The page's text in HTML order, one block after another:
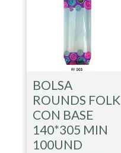
BOLSA
ROUNDS FOLK
CON BASE
140*305 MIN
100UND